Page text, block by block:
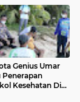
Genius Umar
Penerapan
Kesehatan Di